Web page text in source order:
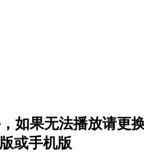
如果无法播放请更
或手机版